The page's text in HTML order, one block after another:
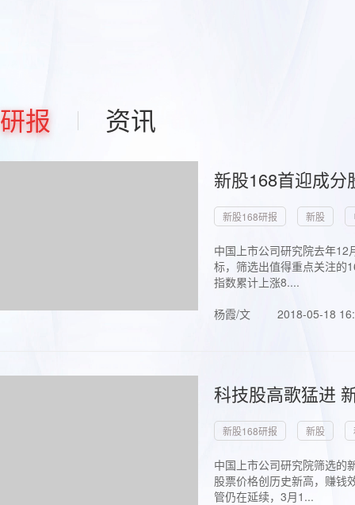
研报 资讯
新股168首迎成
新股168研报 新股
中国上市公司研究院去年
标，筛选出值得重点关注的
指数累计上涨8....
杨霞/文
2018-05-18
科技股高歌猛进
新股168研报 新股
中国上市公司研究院筛选的
股票价格创历史新高，赚钱
管仍在延续，3月1...